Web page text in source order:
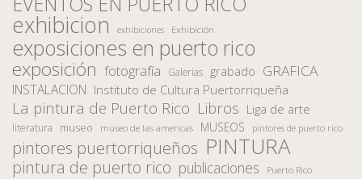
exhibicion exhibiciones Exhibición
exposiciones en puerto rico
exposición fotografía Galerias grabado GRAFICA
INSTALACION Instituto de Cultura Puertorriqueña
La pintura de Puerto Rico Libros Liga de arte
literatura museo museo de las americas MUSEOS pintores de puerto rico
pintores puertorriqueños PINTURA
pintura de puerto rico publicaciones Puerto Rico